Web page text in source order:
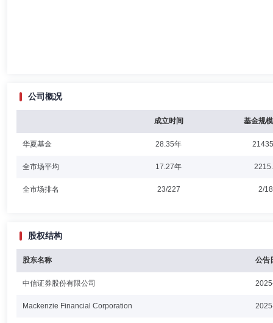
公司概况
成立时间 基金规
华夏基金 28.35年
全市场平均 17.27年
全市场排名 23/227 2/
股权结构
股东名称 公告
中信证券股份有限公司
Mackenzie Financial Corporation